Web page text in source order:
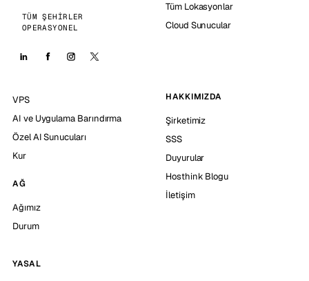
TÜM ŞEHIRLER
OPERASYONEL
Tüm Lokasyonlar
Cloud Sunucular
VPS
AI ve Uygulama Barındırma
Özel AI Sunucuları
Kur
AĞ
Ağımız
Durum
HAKKIMIZDA
Şirketimiz
SSS
Duyurular
Hosthink Blogu
İletişim
YASAL